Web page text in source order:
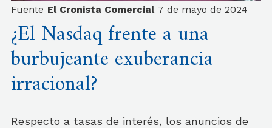
Fuente El Cronista Comercial 7 de mayo de 2024
¿El Nasdaq frente a una
burbujeante exuberancia
irracional?
Respecto a tasas de interés, los anuncios de